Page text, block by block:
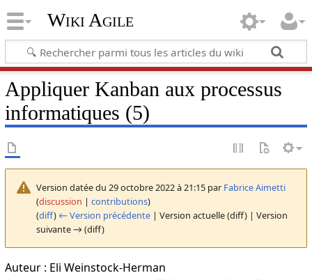
Wiki Agile
Appliquer Kanban aux processus
informatiques (5)
Version datée du 29 octobre 2022 à 21:15 par Fabrice Aimetti
(discussion | contributions)
(diff) ← Version précédente| Version actuelle (diff) | Version
suivante → (diff)
Auteur : Eli Weinstock-Herman